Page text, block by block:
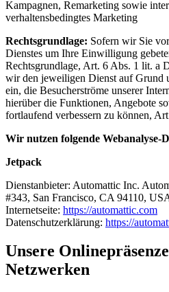
Kampagnen, Remarketing sowie
verhaltensbedingtes Marketing
Rechtsgrundlage: Sofern wir Sie
Dienstes um Ihre Einwilligung
Rechtsgrundlage, Art. 6 Abs. 1 lit. a
wir den jeweiligen Dienst auf Grund
ein, die Besucherströme unserer
hierüber die Funktionen, Angebote
fortlaufend verbessern zu können,
Wir nutzen folgende Webanalyse-
Jetpack
Dienstanbieter: Automattic Inc.
#343, San Francisco, CA 94110,
Internetseite: https://automattic.com
Datenschutzerklärung: https://
Unsere
Netzwerken